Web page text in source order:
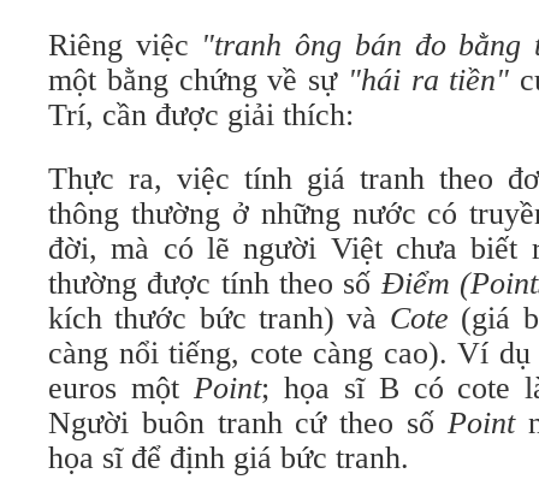
Riêng việc "tranh ông bán đo bằng
một bằng chứng về sự "hái ra tiền"
Trí, cần được giải thích:
Thực ra, việc tính giá tranh theo
thông thường ở những nước có
đời, mà có lẽ người Việt chưa biết
thường được tính theo sốĐiểm
kích thước bức tranh) và Cote (giá
càng nổi tiếng, cote càng cao). Ví
euros một Point; họa sĩ B có cote
Người buôn tranh cứ theo số Point
họa sĩ để định giá bức tranh.